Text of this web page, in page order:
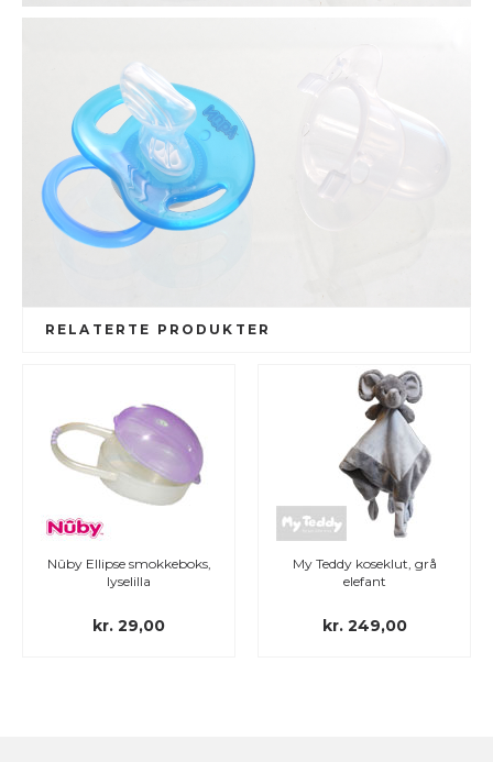
RELATERTE PRODUKTER
Nûby Ellipse smokkeboks,
lyselilla
kr. 29,00
My Teddy koseklut, grå
elefant
kr. 249,00